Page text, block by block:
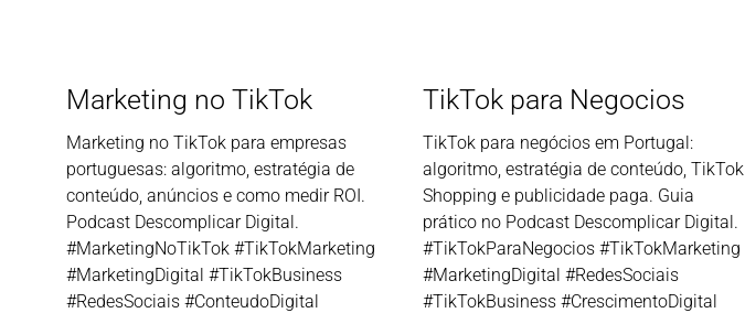
Marketing no TikTok
Marketing no TikTok para empresas
portuguesas: algoritmo, estratégia de
conteúdo, anúncios e como medir ROI.
Podcast Descomplicar Digital.
#MarketingNoTikTok #TikTokMarketing
#MarketingDigital #TikTokBusiness
#RedesSociais #ConteudoDigital
TikTok para Negocios
TikTok para negócios em Portugal:
algoritmo, estratégia de conteúdo, TikTok
Shopping e publicidade paga. Guia
prático no Podcast Descomplicar Digital.
#TikTokParaNegocios #TikTokMarketing
#MarketingDigital #RedesSociais
#TikTokBusiness #CrescimentoDigital